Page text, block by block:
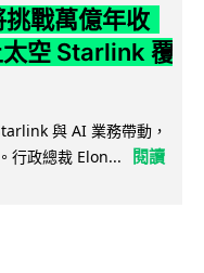
戰萬億年收
空 Starlink 覆
與 AI 業務帶動，
行政總裁 Elon...
閱讀